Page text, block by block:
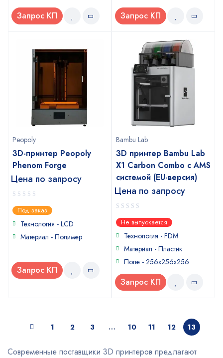
Запрос КП Запрос КП
Peopoly
3D-принтер Peopoly
Phenom Forge
Цена по запросу
0
out
of
Под заказ
Технология - LCD
Материал - Полимер
Запрос КП
Bambu Lab
3D принтер Bambu Lab
X1 Carbon Combo с AMS
системой (EU-версия)
Цена по запросу
0
out
of
Не выпускается
Технология - FDM
Материал - Пластик
Поле - 256х256х256
Запрос КП
1 2 3 … 10 11 12 13
Современные поставщики 3D принтеров предлагают